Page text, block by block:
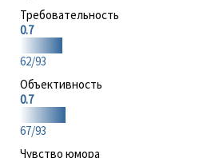
Требовательность
0.7
62/93
Объективность
0.7
67/93
Чувство юмора